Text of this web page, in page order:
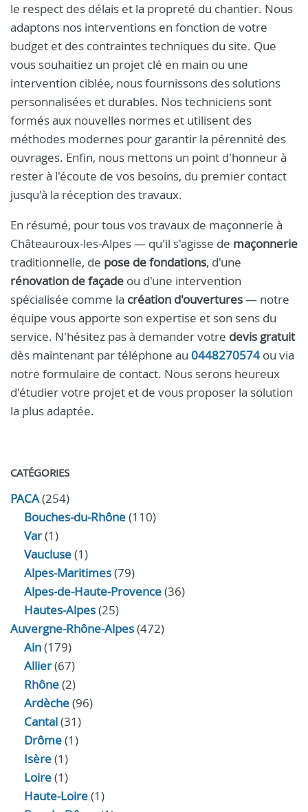
le respect des délais et la propreté du chantier. Nous
adaptons nos interventions en fonction de votre
budget et des contraintes techniques du site. Que
vous souhaitiez un projet clé en main ou une
intervention ciblée, nous fournissons des solutions
personnalisées et durables. Nos techniciens sont
formés aux nouvelles normes et utilisent des
méthodes modernes pour garantir la pérennité des
ouvrages. Enfin, nous mettons un point d'honneur à
rester à l'écoute de vos besoins, du premier contact
jusqu'à la réception des travaux.
En résumé, pour tous vos travaux de maçonnerie à
Châteauroux-les-Alpes — qu'il s'agisse de maçonnerie
traditionnelle, de pose de fondations, d'une
rénovation de façade ou d'une intervention
spécialisée comme la création d'ouvertures— notre
équipe vous apporte son expertise et son sens du
service. N'hésitez pas à demander votre devis gratuit
dès maintenant par téléphone au 0448270574 ou via
notre formulaire de contact. Nous serons heureux
d'étudier votre projet et de vous proposer la solution
la plus adaptée.
CATÉGORIES
PACA(254)
Bouches-du-Rhône(110)
Var(1)
Vaucluse(1)
Alpes-Maritimes(79)
Alpes-de-Haute-Provence(36)
Hautes-Alpes(25)
Auvergne-Rhône-Alpes(472)
Ain(179)
Allier(67)
Rhône(2)
Ardèche(96)
Cantal(31)
Drôme(1)
Isère(1)
Loire(1)
Haute-Loire(1)